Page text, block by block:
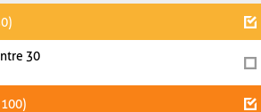
30